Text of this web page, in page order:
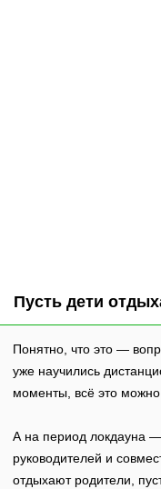
Пусть дети
Понятно, что это —
уже научились
моменты, всё это можно
А на период локдауна
руководителей и
отдыхают родители,